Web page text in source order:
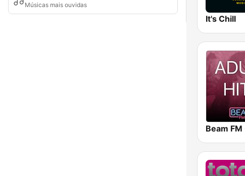
Músicas mais ouvidas
It's Chill